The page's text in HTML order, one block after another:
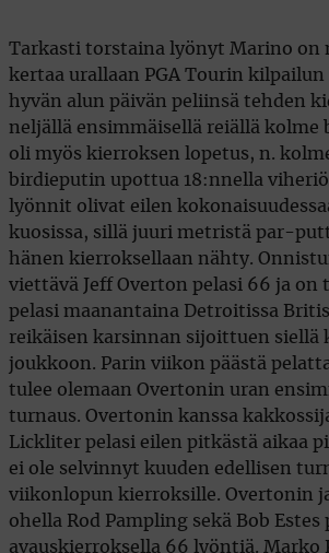
Tarkasti torstaina lyönyt Marino on
kertaa urallaan PGA Tourin kilpailun
hyvän alun päivän peliinsä tehden
neljällä ensimmäisellä reiällä kolme
oli myös kierroksen lopetus, n.
birdieputin upottua 18:nnella
lyönnit olivat eilen
kuosissa, sillä juuri metristä par-
hänen kierroksellaan nähty.
viettävä Jeff Overton pelasi 66 ja on
pelasi maanantaina Detroitissa
reikäisen karsinnan sijoittuen siellä
joukkoon. Parin viikon päästä
tulee olemaan Overtonin uran
turnaus. Overtonin kanssa
Lickliter pelasi eilen pitkästä aikaa
ei ole selvinnyt kuuden edellisen
viikonlopun kierroksille. Overtonin
ohella Rod Pampling sekä Bob Estes
avauskierroksella 66 lyöntiä. Marko